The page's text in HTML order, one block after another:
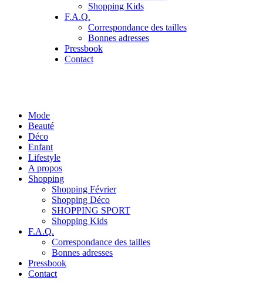
Shopping Kids
F.A.Q.
Correspondance des tailles
Bonnes adresses
Pressbook
Contact
Mode
Beauté
Déco
Enfant
Lifestyle
A propos
Shopping
Shopping Février
Shopping Déco
SHOPPING SPORT
Shopping Kids
F.A.Q.
Correspondance des tailles
Bonnes adresses
Pressbook
Contact